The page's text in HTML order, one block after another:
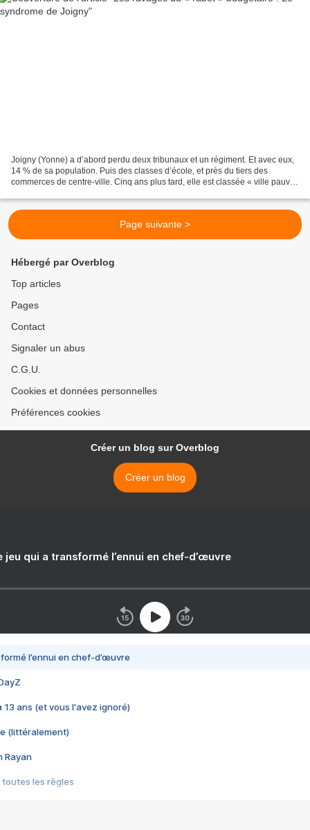
Joigny (Yonne) a d’abord perdu deux tribunaux et un régiment. Et avec eux,
14 % de sa population. Puis des classes d’école, et près du tiers des
commerces de centre-ville. Cinq ans plus tard, elle est classée « ville pauvre
Page suivante >
Hébergé par Overblog
Top articles
Pages
Contact
Signaler un abus
C.G.U.
Cookies et données personnelles
Préférences cookies
Créer un blog sur Overblog
Créer un blog
jeu qui a transformé l’ennui en chef-d’œuvre
l’ennui en chef-d’œuvre
13 ans (et vous l'avez ignoré)
(littéralement)
Rayan
toutes les règles